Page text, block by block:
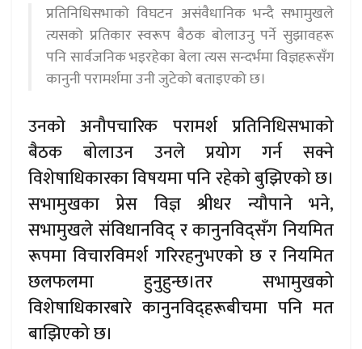
प्रतिनिधिसभाको विघटन असंवैधानिक भन्दै सभामुखले
त्यसको प्रतिकार स्वरूप बैठक बोलाउनु पर्ने सुझावहरू
पनि सार्वजनिक भइरहेका बेला त्यस सन्दर्भमा विज्ञहरूसँग
कानुनी परामर्शमा उनी जुटेको बताइएको छ।
उनको अनौपचारिक परामर्श प्रतिनिधिसभाको
बैठक बोलाउन उनले प्रयोग गर्न सक्ने
विशेषाधिकारका विषयमा पनि रहेको बुझिएको छ।
सभामुखका प्रेस विज्ञ श्रीधर न्यौपाने भने,
सभामुखले संविधानविद् र कानुनविद्सँग नियमित
रूपमा विचारविमर्श गरिरहनुभएको छ र नियमित
छलफलमा हुनुहुन्छ।तर सभामुखको
विशेषाधिकारबारे कानुनविद्हरूबीचमा पनि मत
बाझिएको छ।